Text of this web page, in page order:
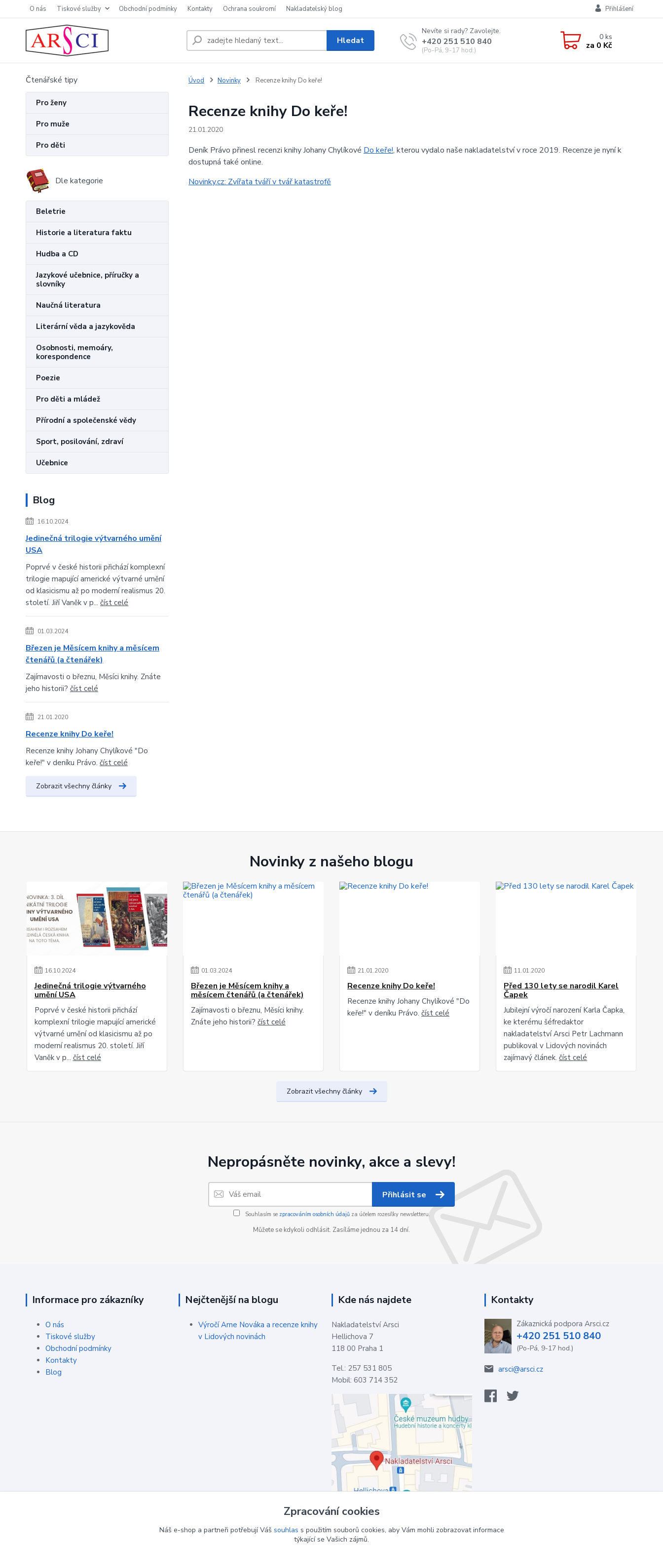
O nás Tiskové služby Obchodní podmínky Kontakty Ochrana soukromí Nakladatelský blog Přihlášení
Hledat
Nevíte si rady? Zavolejte.
+420 251 510 840
(Po-Pá, 9-17 hod.)
0ks
za 0 Kč
Čtenářské tipy
Pro ženy
Pro muže
Pro děti
Dle kategorie
Beletrie
Historie a literatura faktu
Hudba a CD
Jazykové učebnice, příručky a
slovníky
Naučná literatura
Literární věda a jazykověda
Osobnosti, memoáry,
korespondence
Poezie
Pro děti a mládež
Přírodní a společenské vědy
Sport, posilování, zdraví
Učebnice
Blog
16.10.2024
Jedinečná trilogie výtvarného umění
USA
Poprvé v české historii přichází komplexní
trilogie mapující americké výtvarné umění
od klasicismu až po moderní realismus 20.
století. Jiří Vaněk v p... číst celé
01.03.2024
Březen je Měsícem knihy a měsícem
čtenářů (a čtenářek)
Zajímavosti o březnu, Měsíci knihy. Znáte
jeho historii? číst celé
21.01.2020
Recenze knihy Do keře!
Recenze knihy Johany Chylíkové "Do
keře!" v deníku Právo. číst celé
Zobrazit všechny články
Úvod Novinky Recenze knihy Do keře!
Recenze knihy Do keře!
21.01.2020
Deník Právo přinesl recenzi knihy Johany Chylíkové Do keře!, kterou vydalo naše nakladatelství v roce 2019. Recenze je nyní k
dostupná také online.
Novinky.cz: Zvířata tváří v tvář katastrofě
Novinky z našeho blogu
16.10.2024
Jedinečná trilogie výtvarného
umění USA
Poprvé v české historii přichází
komplexní trilogie mapující americké
výtvarné umění od klasicismu až po
moderní realismus 20. století. Jiří
Vaněk v p... číst celé
01.03.2024
Březen je Měsícem knihy a
měsícem čtenářů (a čtenářek)
Zajímavosti o březnu, Měsíci knihy.
Znáte jeho historii? číst celé
21.01.2020
Recenze knihy Do keře!
Recenze knihy Johany Chylíkové "Do
keře!" v deníku Právo. číst celé
11.01.2020
Před 130 lety se narodil Karel
Čapek
Jubilejní výročí narození Karla Čapka,
ke kterému šéfredaktor
nakladatelství Arsci Petr Lachmann
publikoval v Lidových novinách
zajímavý článek.číst celé
Zobrazit všechny články
Nepropásněte novinky, akce a slevy!
Přihlásit se
Souhlasím se zpracováním osobních údajůza účelem rozesílky newsletteru.
Můžete se kdykoli odhlásit. Zasíláme jednou za 14 dní.
Informace pro zákazníky
O nás
Tiskové služby
Obchodní podmínky
Kontakty
Blog
Nejčtenější na blogu
Výročí Arne Nováka a recenze knihy
v Lidových novinách
Kde nás najdete
Nakladatelství Arsci
Hellichova 7
118 00 Praha 1
Tel.: 257 531 805
Mobil: 603 714 352
Kontakty
Zákaznická podpora Arsci.cz
+420 251 510 840
(Po-Pá, 9-17 hod.)
arsci@arsci.cz
Zpracování cookies
Náš e-shop a partneři potřebují Váš souhlas s použitím souborů cookies, aby Vám mohli zobrazovat informace
týkající se Vašich zájmů.